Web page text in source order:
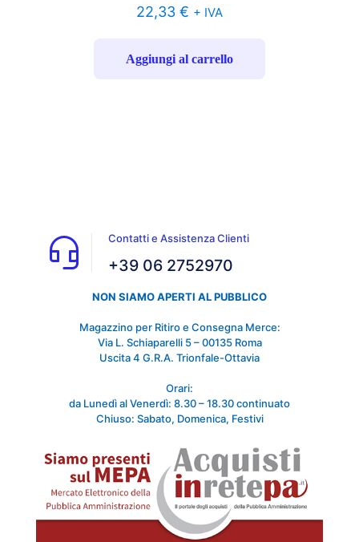
22,33 € + IVA
Aggiungi al carrello
Contatti e Assistenza Clienti
+39 06 2752970
NON SIAMO APERTI AL PUBBLICO
Magazzino per Ritiro e Consegna Merce:
Via L. Schiaparelli 5 – 00135 Roma
Uscita 4 G.R.A. Trionfale-Ottavia
Orari:
da Lunedì al Venerdì: 8.30 – 18.30 continuato
Chiuso: Sabato, Domenica, Festivi